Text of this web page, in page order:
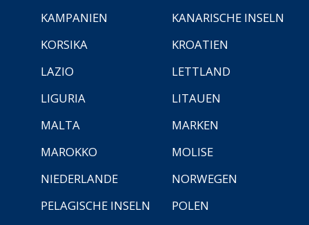
KAMPANIEN
KANARISCHE INSELN
KORSIKA
KROATIEN
LAZIO
LETTLAND
LIGURIA
LITAUEN
MALTA
MARKEN
MAROKKO
MOLISE
NIEDERLANDE
NORWEGEN
PELAGISCHE INSELN
POLEN